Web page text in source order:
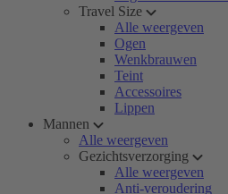
Travel Size
Alle weergeven
Ogen
Wenkbrauwen
Teint
Accessoires
Lippen
Mannen
Alle weergeven
Gezichtsverzorging
Alle weergeven
Anti-veroudering